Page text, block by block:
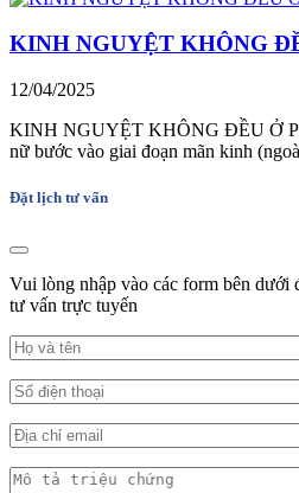
KINH NGUYỆT KHÔNG
12/04/2025
KINH NGUYỆT KHÔNG ĐỀU Ở
nữ bước vào giai đoạn mãn kinh
Đặt lịch tư vấn
Vui lòng nhập vào các form bên dưới
tư vấn trực tuyến